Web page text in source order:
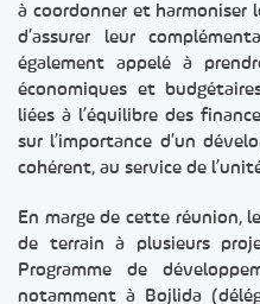
à coordonner et harmoniser
d’assurer leur
également appelé à
économiques et
liées à l’équilibre des
sur l’importance d’un
cohérent, au service de
En marge de cette réunion,
de terrain à plusieurs
Programme de
notamment à Bojlida